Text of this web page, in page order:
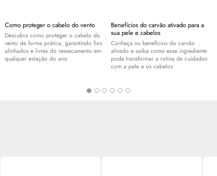
Como proteger o cabelo do vento
Descubra como proteger o cabelo do
vento de forma prática, garantindo fios
alinhados e livres do ressecamento em
qualquer estação do ano
Benefícios do carvão ativado para a
sua pele e cabelos
Conheça os benefícios do carvão
ativado e saiba como esse ingrediente
pode transformar a rotina de cuidados
com a pele e os cabelos